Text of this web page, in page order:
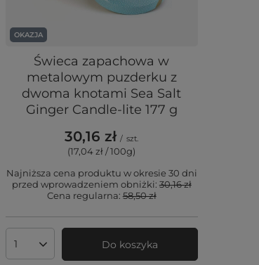
OKAZJA
Świeca zapachowa w
metalowym puzderku z
dwoma knotami Sea Salt
Ginger Candle-lite 177 g
30,16 zł / szt.
(17,04 zł / 100g)
Najniższa cena produktu w okresie 30 dni
przed wprowadzeniem obniżki:30,16 zł
Cena regularna:58,50 zł
Ilość produktów Do koszyka